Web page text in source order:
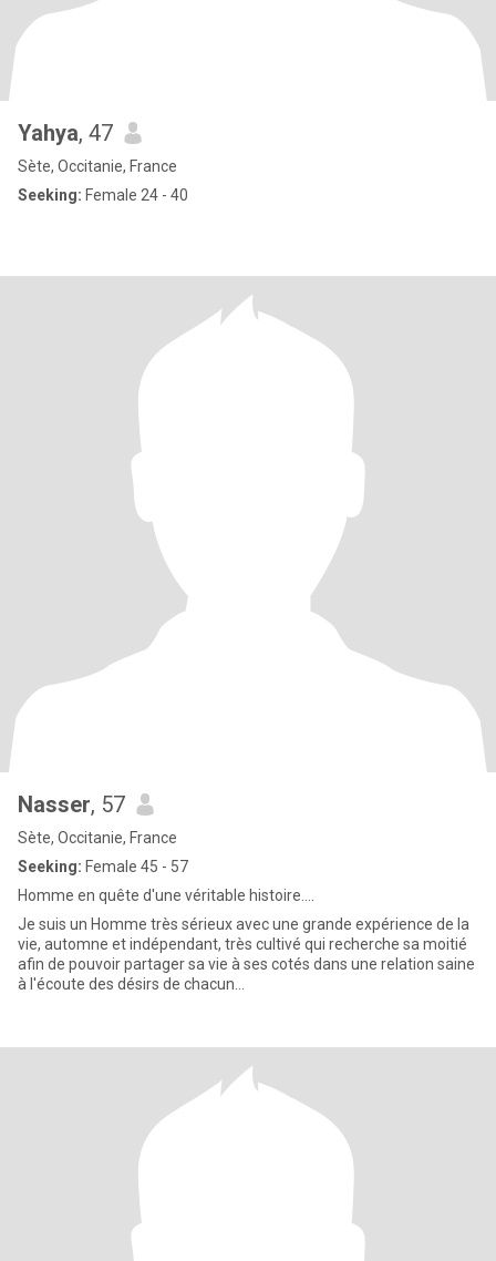
Yahya, 47
Sète, Occitanie, France
Seeking: Female 24 - 40
Nasser, 57
Sète, Occitanie, France
Seeking: Female 45 - 57
Homme en quête d'une véritable histoire....
Je suis un Homme très sérieux avec une grande expérience de la
vie, automne et indépendant, très cultivé qui recherche sa moitié
afin de pouvoir partager sa vie à ses cotés dans une relation saine
à l'écoute des désirs de chacun...